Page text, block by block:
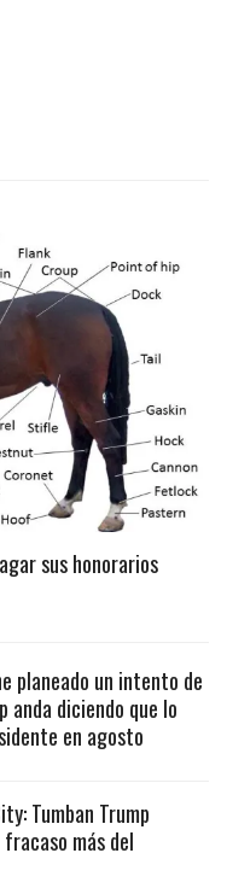
sus honorarios
planeado un intento de
anda diciendo que lo
en agosto
Tumban Trump
más del